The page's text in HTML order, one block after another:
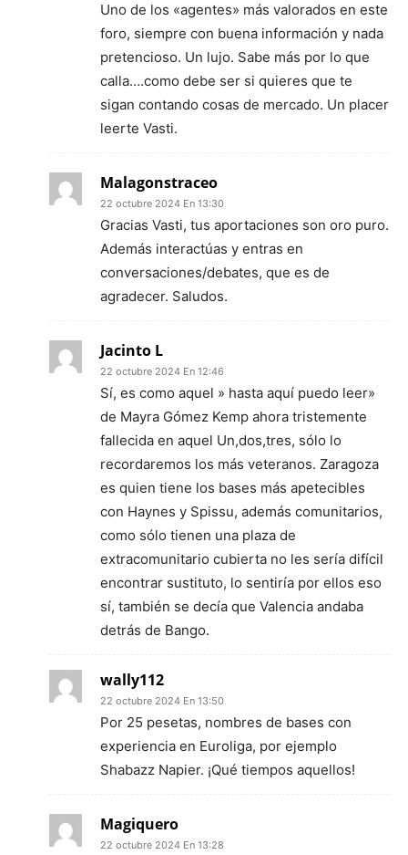
Uno de los «agentes» más valorados en este
foro, siempre con buena información y nada
pretencioso. Un lujo. Sabe más por lo que
calla….como debe ser si quieres que te
sigan contando cosas de mercado. Un placer
leerte Vasti.
Malagonstraceo
22 octubre 2024 En 13:30
Gracias Vasti, tus aportaciones son oro puro.
Además interactúas y entras en
conversaciones/debates, que es de
agradecer. Saludos.
Jacinto L
22 octubre 2024 En 12:46
Sí, es como aquel » hasta aquí puedo leer»
de Mayra Gómez Kemp ahora tristemente
fallecida en aquel Un,dos,tres, sólo lo
recordaremos los más veteranos. Zaragoza
es quien tiene los bases más apetecibles
con Haynes y Spissu, además comunitarios,
como sólo tienen una plaza de
extracomunitario cubierta no les sería difícil
encontrar sustituto, lo sentiría por ellos eso
sí, también se decía que Valencia andaba
detrás de Bango.
wally112
22 octubre 2024 En 13:50
Por 25 pesetas, nombres de bases con
experiencia en Euroliga, por ejemplo
Shabazz Napier. ¡Qué tiempos aquellos!
Magiquero
22 octubre 2024 En 13:28